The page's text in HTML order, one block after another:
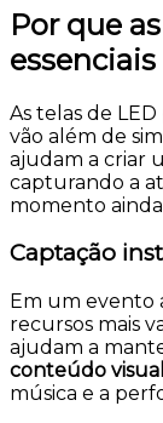
Por que
As telas de
vão além de
ajudam a criar
capturando a
momento
Captação
Em um evento
recursos mais
ajudam a
conteúdo visual
música e a